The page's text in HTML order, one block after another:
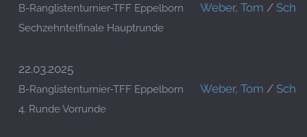
B-Ranglistenturnier-TFF Eppelborn
Sechzehntelfinale Hauptrunde
Weber, Tom /
22.03.2025
B-Ranglistenturnier-TFF Eppelborn
4. Runde Vorrunde
Weber, Tom /